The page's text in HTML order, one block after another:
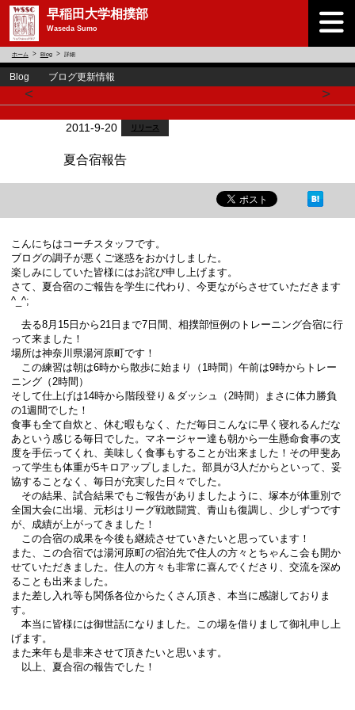
早稲田大学相撲部
Waseda Sumo
ホーム Blog 詳細
Blog ブログ更新情報
< >
2011-9-20 リリース
夏合宿報告
こんにちはコーチスタッフです。
ブログの調子が悪くご迷惑をおかけしました。
楽しみにしていた皆様にはお詫び申し上げます。
さて、夏合宿のご報告を学生に代わり、今更ながらさせていただきます
^_^;
去る8月15日から21日まで7日間、相撲部恒例のトレーニング合宿に行
って来ました！
場所は神奈川県湯河原町です！
この練習は朝は6時から散歩に始まり（1時間）午前は9時からトレー
ニング（2時間）
そして仕上げは14時から階段登り＆ダッシュ（2時間）まさに体力勝負
の1週間でした！
食事も全て自炊と、休む暇もなく、ただ毎日こんなに早く寝れるんだな
あという感じる毎日でした。マネージャー達も朝から一生懸命食事の支
度を手伝ってくれ、美味しく食事もすることが出来ました！その甲斐あ
って学生も体重が5キロアップしました。部員が3人だからといって、妥
協することなく、毎日が充実した日々でした。
その結果、試合結果でもご報告がありましたように、塚本が体重別で
全国大会に出場、元杉はリーグ戦敢闘賞、青山も復調し、少しずつです
が、成績が上がってきました！
この合宿の成果を今後も継続させていきたいと思っています！
また、この合宿では湯河原町の宿泊先で住人の方々とちゃんこ会も開か
せていただきました。住人の方々も非常に喜んでくださり、交流を深め
ることも出来ました。
また差し入れ等も関係各位からたくさん頂き、本当に感謝しておりま
す。
本当に皆様には御世話になりました。この場を借りまして御礼申し上
げます。
また来年も是非来させて頂きたいと思います。
以上、夏合宿の報告でした！